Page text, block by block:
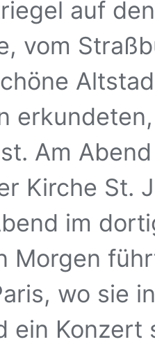
auf
vom
Am
Kirche St.
im
Morgen
wo sie
ein Konzert